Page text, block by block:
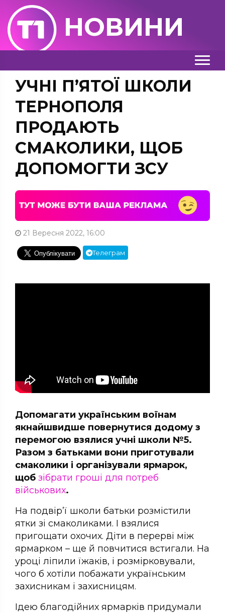
НОВИНИ
УЧНІ П’ЯТОЇ ШКОЛИ
ТЕРНОПОЛЯ
ПРОДАЮТЬ
СМАКОЛИКИ, ЩОБ
ДОПОМОГТИ ЗСУ
21 Вересня 2022, 16:00
Телеграм
Допомагати українським воїнам
якнайшвидше повернутися додому з
перемогою взялися учні школи №5.
Разом з батьками вони приготували
смаколики і організували ярмарок,
щоб зібрати гроші для потреб
військових.
На подвір’ї школи батьки розмістили
ятки зі смаколиками. І взялися
пригощати охочих. Діти в перерві між
ярмарком – ще й повчитися встигали. На
уроці ліпили їжаків, і розмірковували,
чого б хотіли побажати українським
захисникам і захисницям.
Ідею благодійних ярмарків придумали